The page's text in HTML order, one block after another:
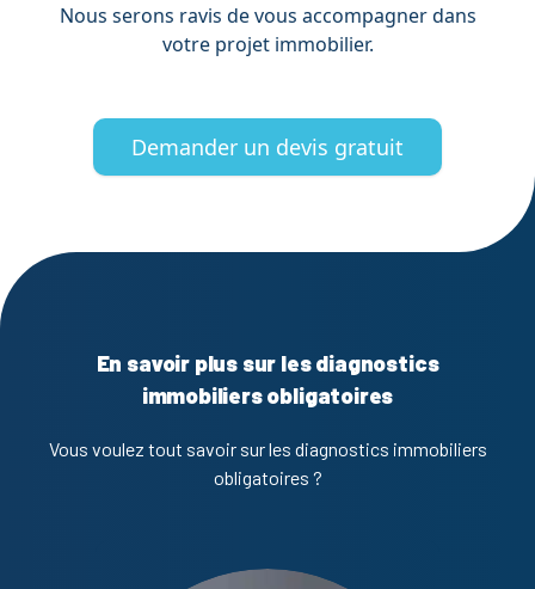
Nous serons ravis de vous accompagner dans
votre projet immobilier.
Demander un devis gratuit
En savoir plus sur les diagnostics
immobiliers obligatoires
Vous voulez tout savoir sur les diagnostics immobiliers
obligatoires ?